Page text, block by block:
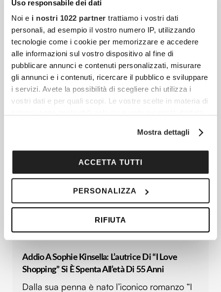
Uso responsabile dei dati
Noi e i nostri 1022 partner trattiamo i vostri dati
personali, ad esempio il vostro numero IP, utilizzando
tecnologie come i cookie per memorizzare e accedere
alle informazioni sul vostro dispositivo al fine di
pubblicare annunci e contenuti personalizzati, misurare
gli annunci e i contenuti, ricercare il pubblico e sviluppare
i servizi. Avete la possibilità di scegliere chi utilizza i
vostri dati e per quali scopi. Le vostre scelte in materia di
modificare o revocare il proprio consenso in qualsiasi
sull'icona di attivazione della privacy.
raccogliere informazioni sulla tua posizione
geografica, con un'approssimazione di qualche
Identificare il tuo dispositivo, scansionandolo
(impronte digitali).
Approfondisci come vengono elaborati i tuoi dati personali
e imposta le tue preferenze nella
sezione dettagli
. Puoi
Mostra dettagli
ACCETTA TUTTI
PERSONALIZZA
RIFIUTA
Federica Pellegrini È Incinta: L’annuncio Della
Gravidanza Sui Social
Federica Pellegrini, una delle atlete italiane
più iconiche degli ultimi decenni, ha
annunciato a grande sorpresa di essere in
dolce attesa per la seconda volta.
Una Nessuna Centomila 2025: Perché Vedere Il
Canale 5 accende i riflettori su Una Nessuna
Centomila, l’evento musicale e civile che sta
a cuore al pubblico italiano. Giovedì 11
Addio A Sophie Kinsella: L’autrice Di “I Love
Shopping” Si È Spenta All’età Di 55 Anni
Dalla sua penna è nato l’iconico romanzo “I